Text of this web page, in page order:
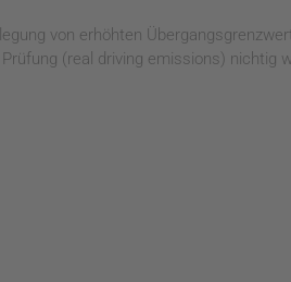
von erhöhten
(real driving emissions) nichtig